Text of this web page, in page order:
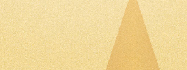
発泡酒（国内製造）（麦芽、ホップ、大麦）、
スピリッツ（大麦）
エネルギー : 42kcal
たんぱく質 : 0.4g